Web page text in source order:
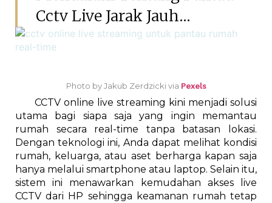
Cctv Live Jarak Jauh...
Photo by Jakub Zerdzicki via Pexels
CCTV online live streaming kini menjadi solusi
utama bagi siapa saja yang ingin memantau
rumah secara real-time tanpa batasan lokasi.
Dengan teknologi ini, Anda dapat melihat kondisi
rumah, keluarga, atau aset berharga kapan saja
hanya melalui smartphone atau laptop. Selain itu,
sistem ini menawarkan kemudahan akses live
CCTV dari HP sehingga keamanan rumah tetap